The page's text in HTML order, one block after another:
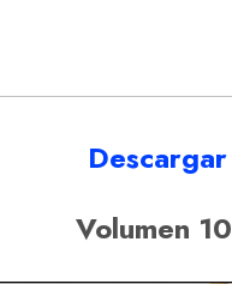
Descargar
Volumen 10